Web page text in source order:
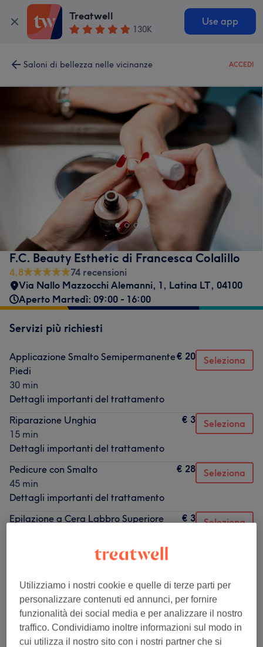
Treatwell
130K
Use app
Saloni di bellezza nelle vicinanze ACCEDI
F.C. Beauty Esthetic di Francesca Colalillo
4,8
74 recensioni
Via Nallo Mazzocchi Alemanni, 1, Latina LT, 04100
Aperto Martedì: 09:00 - 16:00
Servizi più richiesti
Applicazione Smalto Semipermanente
Piedi
30 min
Dettagli importanti del trattamento
€ 20 Seleziona
Riparazione Unghia
15 min
Dettagli importanti del trattamento
€ 3 Seleziona
Pedicure con Smalto
45 min
Dettagli importanti del trattamento
€ 28 Seleziona
Epilazione a Cera Labbro Superiore
Dettagli importanti del trattamento
€ 3 Seleziona
15 min
Dettagli importanti del trattamento
Sfoglia la lista dei servizi
Utilizziamo i nostri cookie e quelle di terze parti per
personalizzare contenuti ed annunci, per fornire
funzionalità dei social media e per analizzare il nostro
traffico. Condividiamo inoltre informazioni sul modo in
cui utilizza il nostro sito con i nostri partner che si